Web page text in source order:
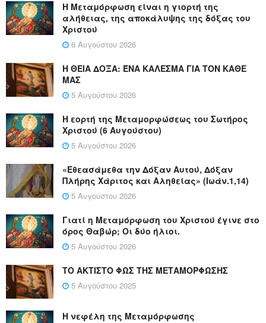
Η Μεταμόρφωση είναι η γιορτή της
αλήθειας, της αποκάλυψης της δόξας του
Χριστού
6 Αυγούστου 2026
Η ΘΕΙΑ ΔΟΞΑ: ΈΝΑ ΚΑΛΕΣΜΑ ΓΙΑ ΤΟΝ ΚΑΘΕ
ΜΑΣ
5 Αυγούστου 2026
Η εορτή της Μεταμορφώσεως του Σωτήρος
Χριστού (6 Αυγούστου)
5 Αυγούστου 2026
«Εθεασάμεθα την Δόξαν Αυτού, Δόξαν
Πλήρης Χάριτος και Αληθείας» (Ιωάν.1,14)
5 Αυγούστου 2026
Γιατί η Μεταμόρφωση του Χριστού έγινε στο
όρος Θαβώρ; Οι δύο ήλιοι.
5 Αυγούστου 2026
ΤΟ ΑΚΤΙΣΤΟ ΦΩΣ ΤΗΣ ΜΕΤΑΜΟΡΦΩΣΗΣ
5 Αυγούστου 2025
Η νεφέλη της Μεταμόρφωσης